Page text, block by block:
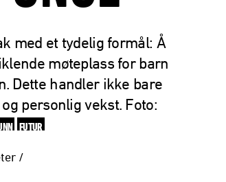
med et tydelig formål: Å
møteplass for barn
Dette handler ikke bare
personlig vekst. Foto:
FUTUR
/